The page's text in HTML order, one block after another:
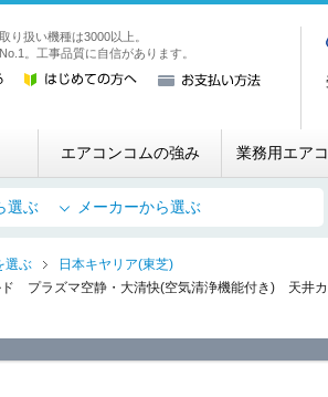
業務用・店舗用エアコン専門店 エ
り扱い機種は3000以上。
。工事品質に自信があります。
エアコンコムの強み 業務用エア
選ぶ メーカーから選ぶ
選ぶ
日本キヤリア(東芝)
プラズマ空静・大清快(空気清浄機能付き) 天井